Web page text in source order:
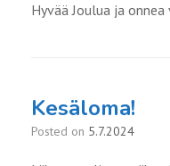
Hyvää Joulua ja
Kesäloma!
Posted on 5.7.2024